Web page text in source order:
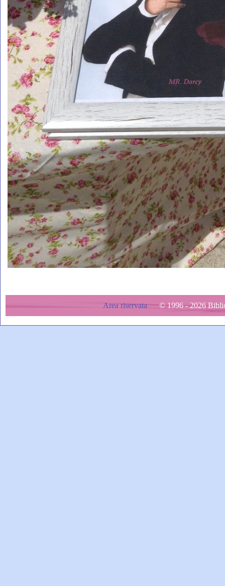
Area riservata© 1996 - 2026